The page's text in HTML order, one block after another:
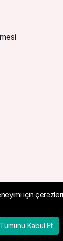
için çerezleri
Tümünü Kabul Et